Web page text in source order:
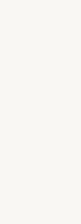
企業等
医師賠
上記のう